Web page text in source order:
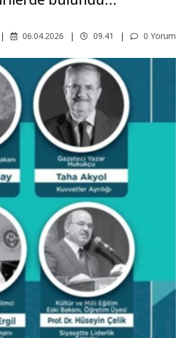
0 Yorum
09.41
06.04.2026